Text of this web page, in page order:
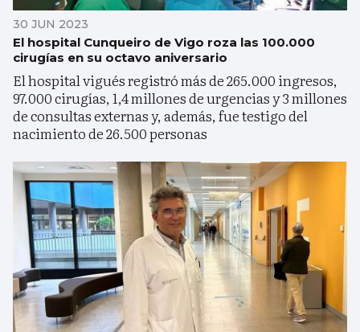
30 JUN 2023
El hospital Cunqueiro de Vigo roza las 100.000
cirugías en su octavo aniversario
El hospital vigués registró más de 265.000 ingresos,
97.000 cirugías, 1,4 millones de urgencias y 3 millones
de consultas externas y, además, fue testigo del
nacimiento de 26.500 personas